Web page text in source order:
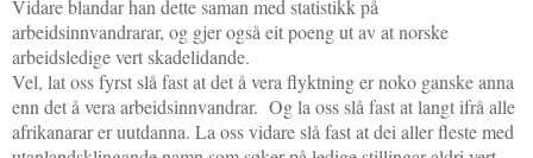
Vidare blandar han dette saman med statistikk på
arbeidsinnvandrarar, og gjer også eit poeng ut av at norske
arbeidsledige vert skadelidande.
Vel, lat oss fyrst slå fast at det å vera flyktning er noko ganske anna
enn det å vera arbeidsinnvandrar. Og la oss slå fast at langt ifrå alle
afrikanarar er uutdanna. La oss vidare slå fast at dei aller fleste med